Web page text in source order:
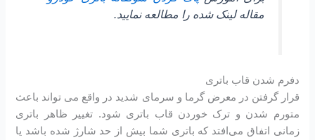
مقاله لینک شده را مطالعه نمایید.
دفرم شدن قاب باتری
قرار گرفتن در معرض گرما و سرمای شدید در واقع می تواند باعث
متورم شدن و ترک خوردن قاب باتری شود. تغییر ظاهر باتری
زمانی اتفاق می‌افتد که باتری شما بیش از حد شارژ شده باشد یا